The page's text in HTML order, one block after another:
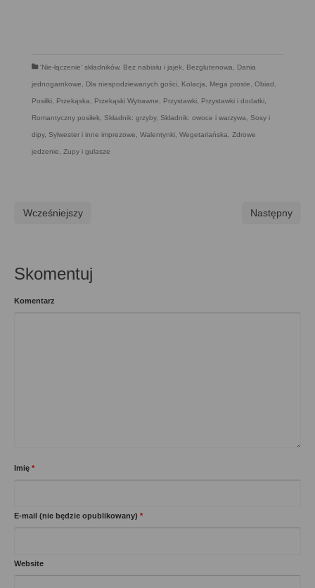
'Nie-łączenie' składników, Bez nabiału i jajek, Bezglutenowa, Dania
jednogarnkowe, Dla niespodziewanych gości, Kolacja, Mega proste, Obiad,
Posiłki, Przekąska, Przekąski Wytrawne, Przystawki, Przystawki i dodatki,
Romantyczny posiłek, Składnik: grzyby, Składnik: owoce i warzywa, Sosy i
dipy, Sylwester i inne imprezowe, Walentynki, Wegetariańska, Zdrowe
jedzenie, Zupy i gulasze
Wcześniejszy Następny
Skomentuj
Komentarz
Imię *
E-mail (nie będzie opublikowany) *
Website